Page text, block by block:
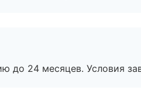
до 24 месяцев. Условия